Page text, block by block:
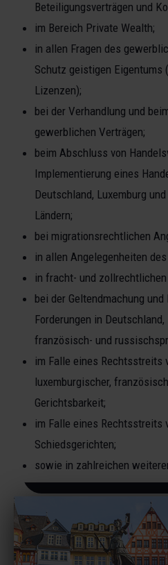
Beteiligungsverträgen und
im Bereich Private Wealth;
in allen Fragen des
Schutz geistigen Eigentums
Lizenzen);
bei der Verhandlung und
gewerblichen Verträgen;
beim Abschluss von
Implementierung eines
Deutschland, Luxemburg
Ländern;
bei migrationsrechtlichen
in allen Angelegenheiten
in fracht- und zollrechtlichen
bei der Geltendmachung
Forderungen in
französisch- und
im Falle eines Rechtsstreits
luxemburgischer,
Gerichtsbarkeit;
im Falle eines Rechtsstreits
Schiedsgerichten;
sowie in zahlreichen